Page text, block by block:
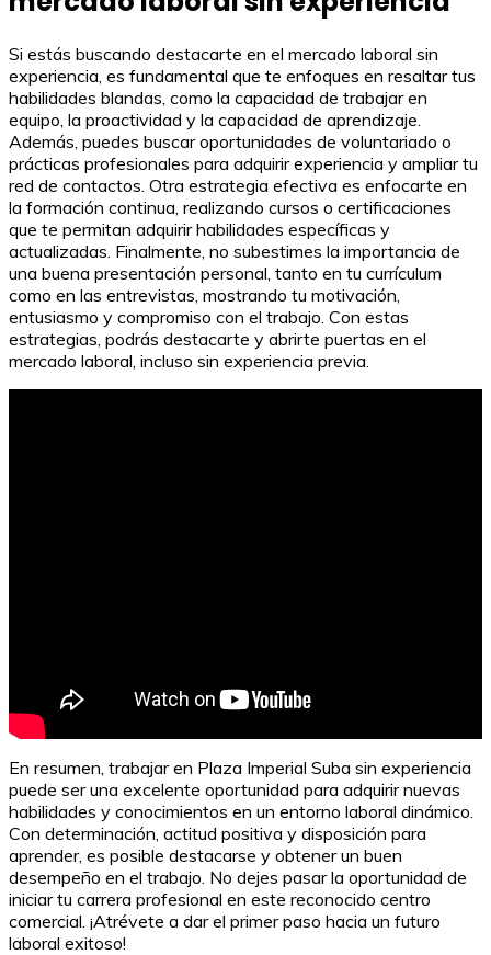
Si estás buscando destacarte en el mercado laboral sin
experiencia, es fundamental que te enfoques en resaltar tus
habilidades blandas, como la capacidad de trabajar en
equipo, la proactividad y la capacidad de aprendizaje.
Además, puedes buscar oportunidades de voluntariado o
prácticas profesionales para adquirir experiencia y ampliar tu
red de contactos. Otra estrategia efectiva es enfocarte en
la formación continua, realizando cursos o certificaciones
que te permitan adquirir habilidades específicas y
actualizadas. Finalmente, no subestimes la importancia de
una buena presentación personal, tanto en tu currículum
como en las entrevistas, mostrando tu motivación,
entusiasmo y compromiso con el trabajo. Con estas
estrategias, podrás destacarte y abrirte puertas en el
mercado laboral, incluso sin experiencia previa.
En resumen, trabajar en Plaza Imperial Suba sin experiencia
puede ser una excelente oportunidad para adquirir nuevas
habilidades y conocimientos en un entorno laboral dinámico.
Con determinación, actitud positiva y disposición para
aprender, es posible destacarse y obtener un buen
desempeño en el trabajo. No dejes pasar la oportunidad de
iniciar tu carrera profesional en este reconocido centro
comercial. ¡Atrévete a dar el primer paso hacia un futuro
laboral exitoso!